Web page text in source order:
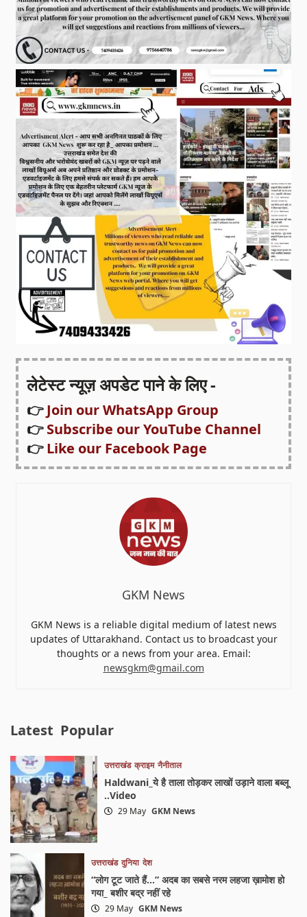
लेटेस्ट न्यूज़ अपडेट पाने के लिए -
👉Join our WhatsApp Group
👉Subscribe our YouTube Channel
👉Like our Facebook Page
GKM News
GKM News is a reliable digital medium of latest news
updates of Uttarakhand. Contact us to broadcast your
thoughts or a news from your area. Email:
newsgkm@gmail.com
Latest Popular
उत्तराखंड क्राइम नैनीताल
Haldwani_ये है ताला तोड़कर लाखों उड़ाने वाला बब्लू
..Video
29 May GKM News
उत्तराखंड दुनिया देश
“लोग टूट जाते हैं…” अदब का सबसे नरम लहजा ख़ामोश हो
गया_ बशीर बद्र नहीं रहे
29 May GKM News